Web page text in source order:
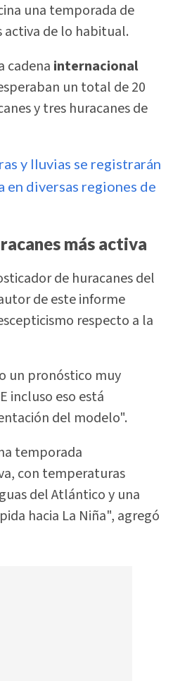
una temporada de
activa de lo habitual.
cadena internacional
un total de 20
y tres huracanes de
y lluvias se registrarán
en diversas regiones de
más activa
de huracanes del
de este informe
respecto a la
un pronóstico muy
incluso eso está
del modelo".
temporada
con temperaturas
del Atlántico y una
hacia La Niña", agregó